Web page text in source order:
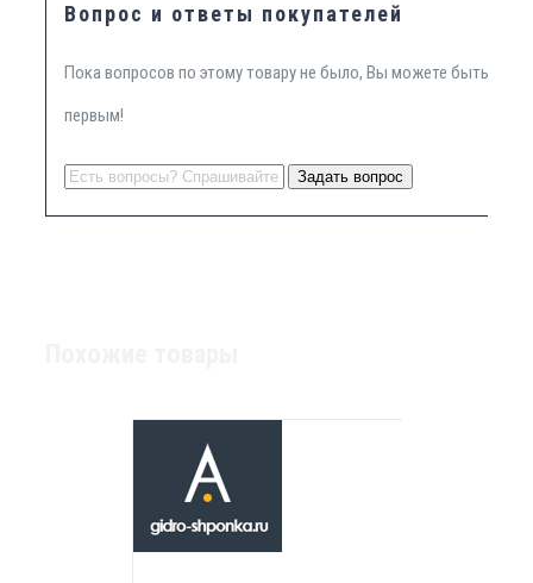
Вопрос и ответы покупателей
Пока вопросов по этому товару не было, Вы можете быть
первым!